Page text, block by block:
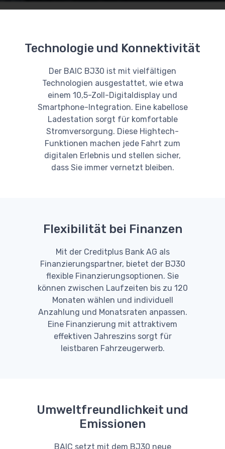
Technologie und Konnektivität
Der BAIC BJ30 ist mit vielfältigen
Technologien ausgestattet, wie etwa
einem 10,5-Zoll-Digitaldisplay und
Smartphone-Integration. Eine kabellose
Ladestation sorgt für komfortable
Stromversorgung. Diese Hightech-
Funktionen machen jede Fahrt zum
digitalen Erlebnis und stellen sicher,
dass Sie immer vernetzt bleiben.
Flexibilität bei Finanzen
Mit der Creditplus Bank AG als
Finanzierungspartner, bietet der BJ30
flexible Finanzierungsoptionen. Sie
können zwischen Laufzeiten bis zu 120
Monaten wählen und individuell
Anzahlung und Monatsraten anpassen.
Eine Finanzierung mit attraktivem
effektiven Jahreszins sorgt für
leistbaren Fahrzeugerwerb.
Umweltfreundlichkeit und
Emissionen
BAIC setzt mit dem BJ30 neue